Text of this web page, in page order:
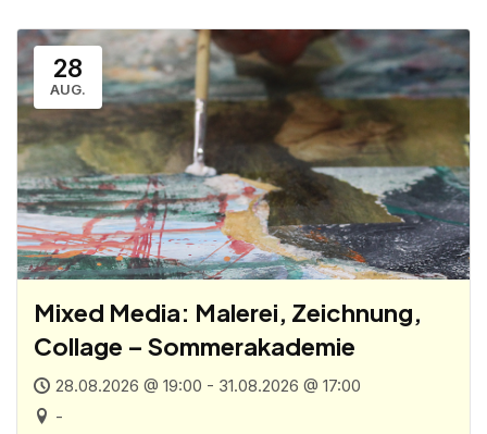
28
AUG.
Mixed Media: Malerei, Zeichnung,
Collage – Sommerakademie
28.08.2026 @ 19:00 - 31.08.2026 @ 17:00
-